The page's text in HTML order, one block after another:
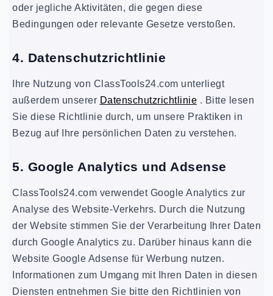
oder jegliche Aktivitäten, die gegen diese
Bedingungen oder relevante Gesetze verstoßen.
4. Datenschutzrichtlinie
Ihre Nutzung von ClassTools24.com unterliegt
außerdem unserer Datenschutzrichtlinie . Bitte lesen
Sie diese Richtlinie durch, um unsere Praktiken in
Bezug auf Ihre persönlichen Daten zu verstehen.
5. Google Analytics und Adsense
ClassTools24.com verwendet Google Analytics zur
Analyse des Website-Verkehrs. Durch die Nutzung
der Website stimmen Sie der Verarbeitung Ihrer Daten
durch Google Analytics zu. Darüber hinaus kann die
Website Google Adsense für Werbung nutzen.
Informationen zum Umgang mit Ihren Daten in diesen
Diensten entnehmen Sie bitte den Richtlinien von